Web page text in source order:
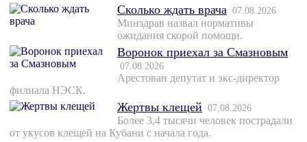
Сколько ждать врача 07.08.2026
Минздрав назвал нормативы
ожидания скорой помощи.
Воронок приехал за Смазновым
07.08.2026
Арестован депутат и экс-директор
филиала НЭСК.
Жертвы клещей 07.08.2026
Более 3,4 тысячи человек пострадали
от укусов клещей на Кубани с начала года.